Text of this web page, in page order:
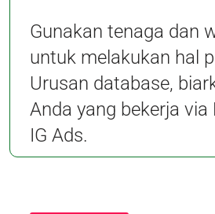
Gunakan tenaga dan
untuk melakukan hal
Urusan database,
Anda yang bekerja via
IG Ads.